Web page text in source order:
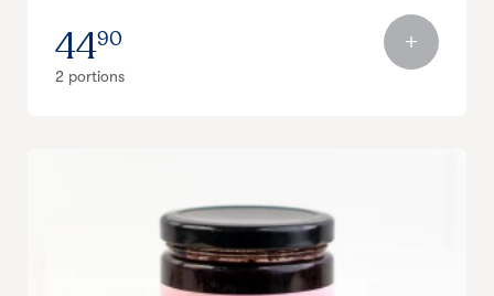
4490
2 portions